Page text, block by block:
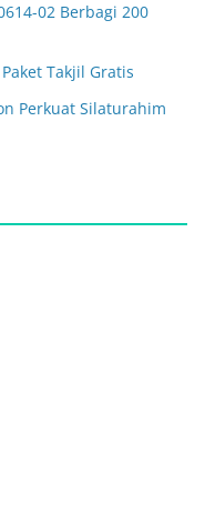
02 Berbagi 200
Takjil Gratis
Perkuat Silaturahim